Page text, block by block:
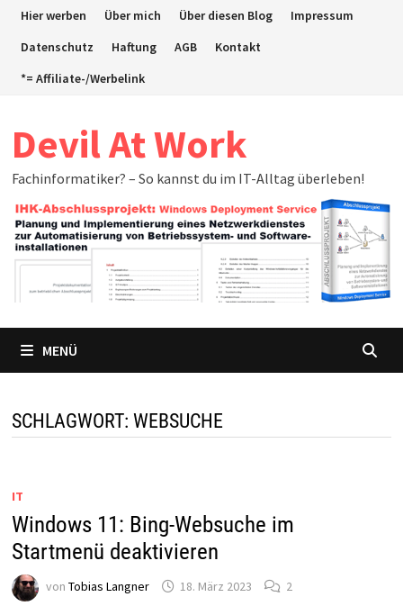
ZumHier werben Über mich Über diesen Blog
Impressum
Datenschutz
Haftung AGB
Kontakt
*= Affiliate-/Werbelink
Devil At Work
Fachinformatiker? – So kannst du im IT-Alltag überleben!
MENÜ
SCHLAGWORT: WEBSUCHE
IT
Windows 11: Bing-Websuche im
Startmenü deaktivieren
von Tobias Langner 18. März 2023 2